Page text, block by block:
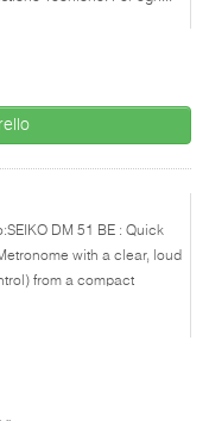
DM 51 BE : Quick
with a clear, loud
from a compact